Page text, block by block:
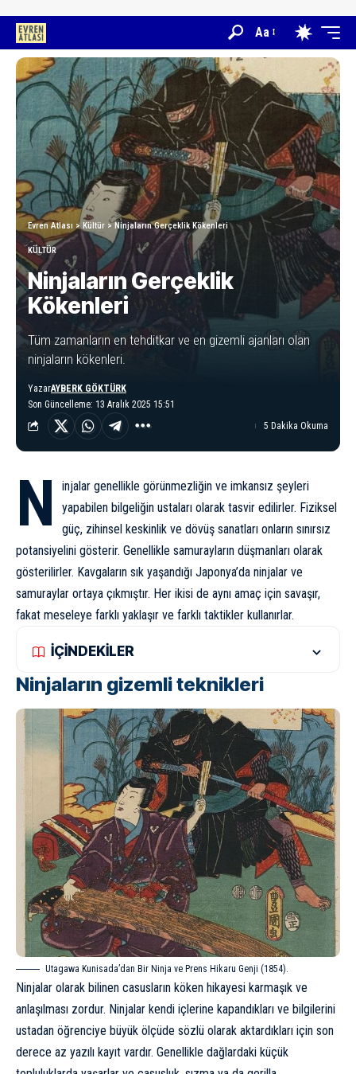
Aa
Evren Atlası > Kültür >Ninjaların Gerçeklik Kökenleri
KÜLTÜR
Ninjaların Gerçeklik
Kökenleri
Tüm zamanların en tehditkar ve en gizemli ajanları olan
ninjaların kökenleri.
Son Güncelleme: 13 Aralık 2025 15:51
YazarAYBERK GÖKTÜRK
5 Dakika Okuma
N
injalar genellikle görünmezliğin ve imkansız şeyleri
yapabilen bilgeliğin ustaları olarak tasvir edilirler. Fiziksel
güç, zihinsel keskinlik ve dövüş sanatları onların sınırsız
potansiyelini gösterir. Genellikle samurayların düşmanları olarak
gösterilirler. Kavgaların sık yaşandığı Japonya’da ninjalar ve
samuraylar ortaya çıkmıştır. Her ikisi de aynı amaç için savaşır,
fakat meseleye farklı yaklaşır ve farklı taktikler kullanırlar.
İÇİNDEKİLER
Ninjaların gizemli teknikleri
Utagawa Kunisada’dan Bir Ninja ve Prens Hikaru Genji (1854).
Ninjalar olarak bilinen casusların köken hikayesi karmaşık ve
anlaşılması zordur. Ninjalar kendi içlerine kapandıkları ve bilgilerini
ustadan öğrenciye büyük ölçüde sözlü olarak aktardıkları için son
derece az yazılı kayıt vardır. Genellikle dağlardaki küçük